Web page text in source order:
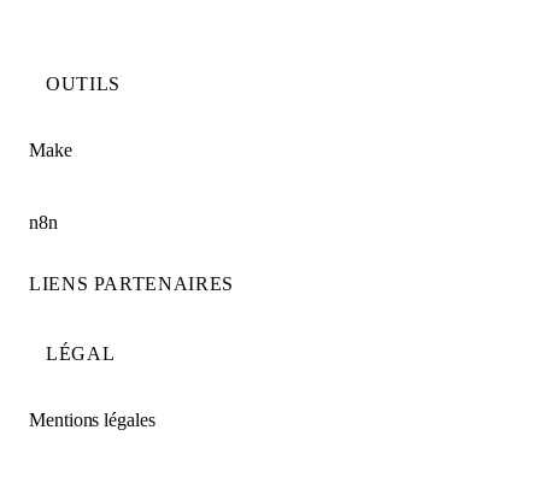
OUTILS
Make
n8n
LIENS PARTENAIRES
LÉGAL
Mentions légales